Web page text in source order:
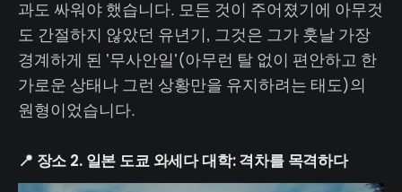
과도 싸워야 했습니다. 모든 것이 주어졌기에 아무것
도 간절하지 않았던 유년기, 그것은 그가 훗날 가장
경계하게 된 '무사안일'(아무런 탈 없이 편안하고 한
가로운 상태나 그런 상황만을 유지하려는 태도)의
원형이었습니다.
📍 장소 2. 일본 도쿄 와세다 대학: 격차를 목격하다